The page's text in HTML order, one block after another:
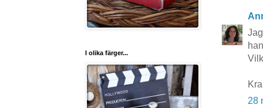
28
I olika färger...